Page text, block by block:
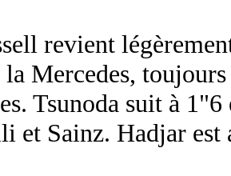
revient
Mercedes,
Tsunoda suit à
et Sainz. Hadjar est